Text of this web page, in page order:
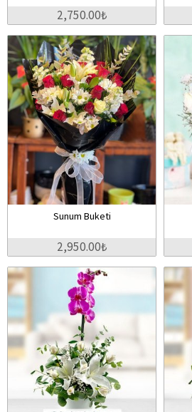
2,750.00₺
Sunum Buketi
2,950.00₺